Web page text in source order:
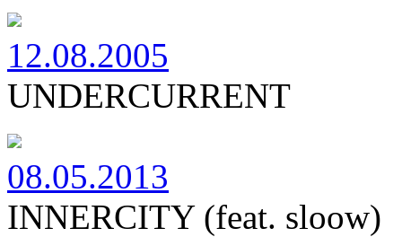
12.08.2005
UNDERCURRENT
08.05.2013
INNERCITY (feat. sloow)